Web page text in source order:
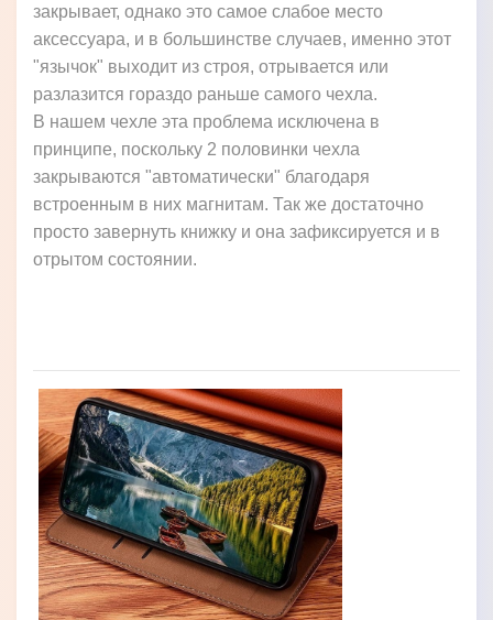
закрывает, однако это самое слабое место
аксессуара, и в большинстве случаев, именно этот
"язычок" выходит из строя, отрывается или
разлазится гораздо раньше самого чехла.
В нашем чехле эта проблема исключена в
принципе, поскольку 2 половинки чехла
закрываются "автоматически" благодаря
встроенным в них магнитам. Так же достаточно
просто завернуть книжку и она зафиксируется и в
отрытом состоянии.